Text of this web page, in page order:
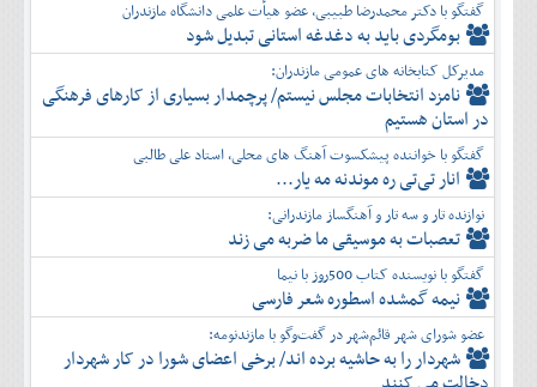
گفتگو با دکتر محمدرضا طبیبی، عضو هیأت علمی دانشگاه مازندران
بومگردی باید به دغدغه استانی تبدیل شود
مدیرکل کتابخانه های عمومی مازندران:
نامزد انتخابات مجلس نیستم/ پرچمدار بسیاری از کارهای فرهنگی
در استان هستیم
گفتگو با خواننده پیشکسوت آهنگ های محلی، استاد علی طالبی
انار تی‌تی ره موندنه مه یار...
نوازنده تار و سه تار و آهنگساز مازندرانی:
تعصبات به موسیقی ما ضربه می زند
گفتگو با نویسنده کتاب 500روز با نیما
نیمه گمشده اسطوره شعر فارسی
عضو شورای شهر قائم‌شهر در گفت‌و‌گو با مازندنومه:
شهردار را به حاشیه برده اند/ برخی اعضای شورا در کار شهردار